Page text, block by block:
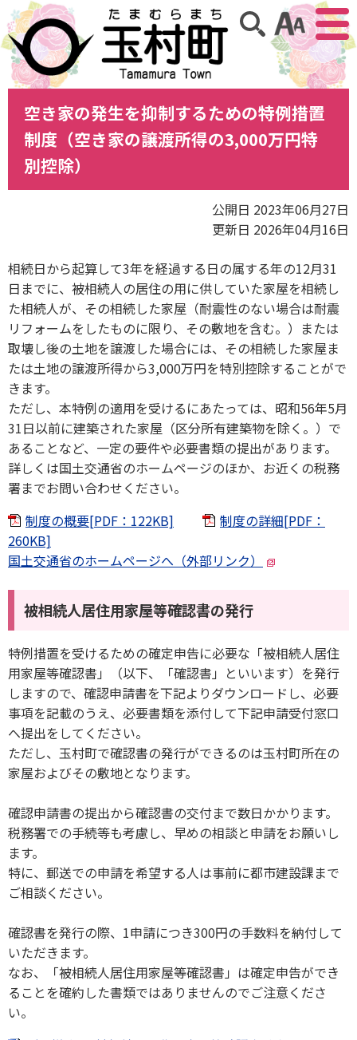
アクセ
サイト内検索
空き家の発生を抑制するための特例措置
制度（空き家の譲渡所得の3,000万円特
別控除）
公開日 2023年06月27日
更新日 2026年04月16日
相続日から起算して3年を経過する日の属する年の12月31
日までに、被相続人の居住の用に供していた家屋を相続し
た相続人が、その相続した家屋（耐震性のない場合は耐震
リフォームをしたものに限り、その敷地を含む。）または
取壊し後の土地を譲渡した場合には、その相続した家屋ま
たは土地の譲渡所得から3,000万円を特別控除することがで
きます。
ただし、本特例の適用を受けるにあたっては、昭和56年5月
31日以前に建築された家屋（区分所有建築物を除く。）で
あることなど、一定の要件や必要書類の提出があります。
詳しくは国土交通省のホームページのほか、お近くの税務
署までお問い合わせください。
制度の概要[PDF：122KB]
制度の詳細[PDF：
260KB]
国土交通省のホームページへ（外部リンク）
被相続人居住用家屋等確認書の発行
特例措置を受けるための確定申告に必要な「被相続人居住
用家屋等確認書」（以下、「確認書」といいます）を発行
しますので、確認申請書を下記よりダウンロードし、必要
事項を記載のうえ、必要書類を添付して下記申請受付窓口
へ提出をしてください。
ただし、玉村町で確認書の発行ができるのは玉村町所在の
家屋およびその敷地となります。
確認申請書の提出から確認書の交付まで数日かかります。
税務署での手続等も考慮し、早めの相談と申請をお願いし
ます。
特に、郵送での申請を希望する人は事前に都市建設課まで
ご相談ください。
確認書を発行の際、1申請につき300円の手数料を納付して
いただきます。
なお、「被相続人居住用家屋等確認書」は確定申告ができ
ることを確約した書類ではありませんのでご注意くださ
い。